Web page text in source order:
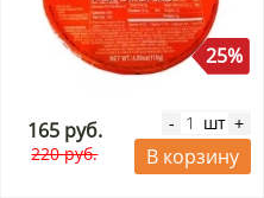
25%
165 руб.
220 руб.
- шт +
В корзину